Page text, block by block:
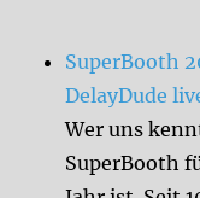
SuperBooth
DelayDude
Wer uns
SuperBooth